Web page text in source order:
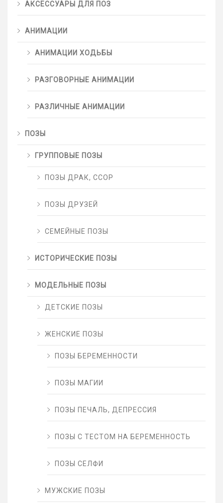
АКСЕССУАРЫ ДЛЯ ПОЗ
АНИМАЦИИ
АНИМАЦИИ ХОДЬБЫ
РАЗГОВОРНЫЕ АНИМАЦИИ
РАЗЛИЧНЫЕ АНИМАЦИИ
ПОЗЫ
ГРУППОВЫЕ ПОЗЫ
ПОЗЫ ДРАК, ССОР
ПОЗЫ ДРУЗЕЙ
СЕМЕЙНЫЕ ПОЗЫ
ИСТОРИЧЕСКИЕ ПОЗЫ
МОДЕЛЬНЫЕ ПОЗЫ
ДЕТСКИЕ ПОЗЫ
ЖЕНСКИЕ ПОЗЫ
ПОЗЫ БЕРЕМЕННОСТИ
ПОЗЫ МАГИИ
ПОЗЫ ПЕЧАЛЬ, ДЕПРЕССИЯ
ПОЗЫ С ТЕСТОМ НА БЕРЕМЕННОСТЬ
ПОЗЫ СЕЛФИ
МУЖСКИЕ ПОЗЫ